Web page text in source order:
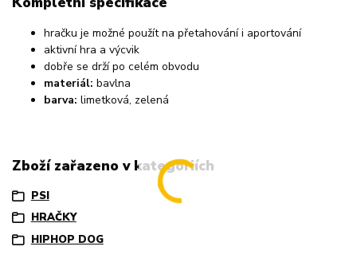
hračku je možné použít na přetahování i aportování
aktivní hra a výcvik
dobře se drží po celém obvodu
materiál: bavlna
barva: limetková, zelená
Zboží zařazeno v kategoriích
PSI
HRAČKY
HIPHOP DOG